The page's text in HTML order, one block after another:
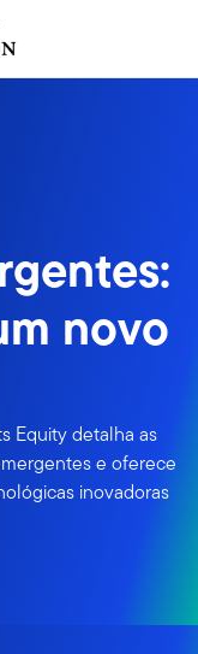
novo
Equity detalha as
e oferece
inovadoras